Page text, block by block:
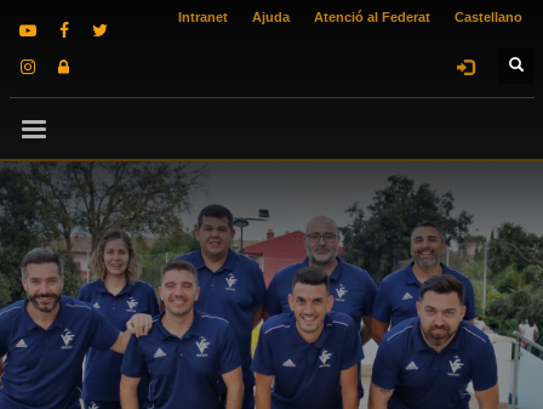
Intranet Ajuda Atenció al Federat Castellano